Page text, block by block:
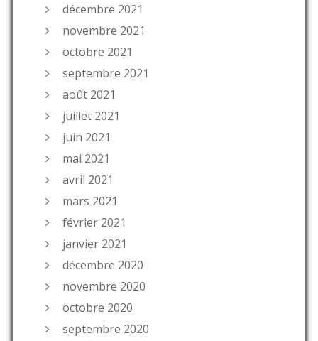
décembre 2021
novembre 2021
octobre 2021
septembre 2021
août 2021
juillet 2021
juin 2021
mai 2021
avril 2021
mars 2021
février 2021
janvier 2021
décembre 2020
novembre 2020
octobre 2020
septembre 2020